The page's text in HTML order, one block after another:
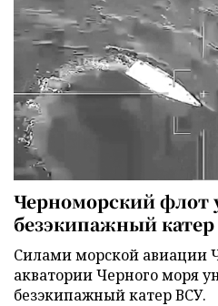
Черноморский флот
безэкипажный
Силами морской авиации
акватории Черного моря
безэкипажный катер ВСУ.